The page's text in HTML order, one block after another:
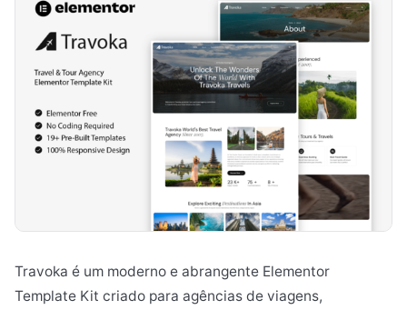
Travoka é um moderno e abrangente Elementor
Template Kit criado para agências de viagens,